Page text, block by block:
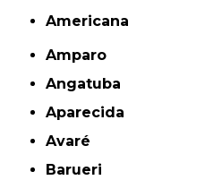
americana
Amparo
Angatuba
Aparecida
Avaré
Barueri